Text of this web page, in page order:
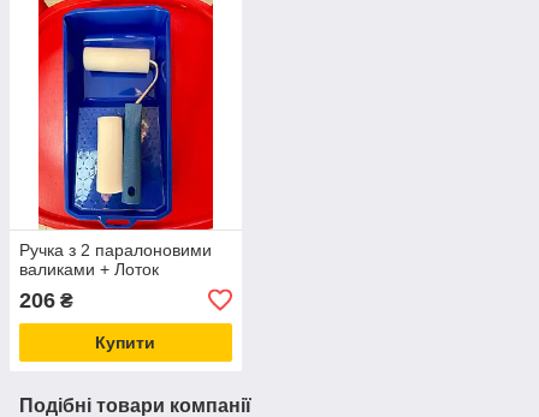
Ручка з 2 паралоновими
валиками + Лоток
206 ₴
Купити
Подібні товари компанії